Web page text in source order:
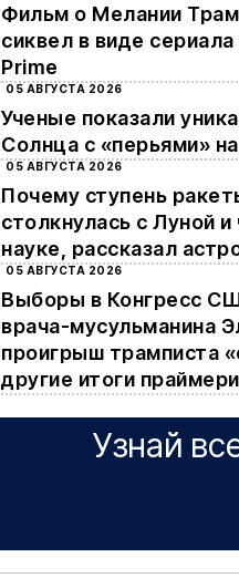
Фильм о Мелании
сиквел в виде
Prime
05 АВГУСТА 2026
Ученые показали
Солнца с «перьями»
05 АВГУСТА 2026
Почему ступень
столкнулась с Луной и
науке, рассказал
05 АВГУСТА 2026
Выборы в Конгресс
врача-мусульманина
проигрыш трамписта
другие итоги
Узнай